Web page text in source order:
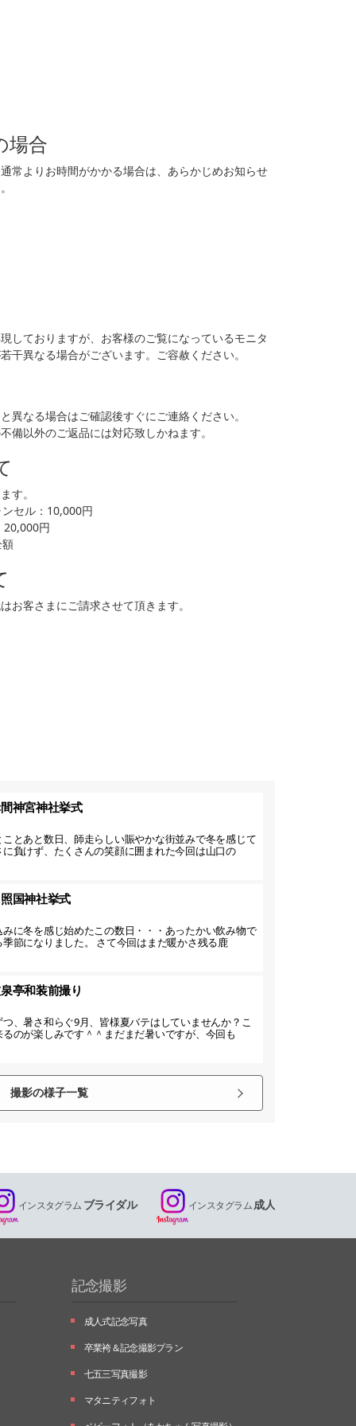
場合
常よりお時間がかかる場合は、あらかじめお知らせ
しておりますが、お客様のご覧になっているモニタ
干異なる場合がございます。ご容赦ください。
異なる場合はご確認後すぐにご連絡ください。
備以外のご返品には対応致しかねます。
す。
セル：10,000円
20,000円
お客さまにご請求させて頂きます。
間神宮神社挙式
とあと数日、師走らしい賑やかな街並みで冬を感じて
負けず、たくさんの笑顔に囲まれた今回は山口の
照国神社挙式
に冬を感じ始めたこの数日・・・あったかい飲み物で
節になりました。 さて今回はまだ暖かさ残る鹿
泉亭和装前撮り
、暑さ和らぐ9月、皆様夏バテはしていませんか？こ
のが楽しみです＾＾まだまだ暑いですが、今回も
撮影の様子一覧
インスタグラム ブライダル インスタグラム成人
記念撮影
成人式記念写真
卒業袴＆記念撮影プラン
七五三写真撮影
マタニティフォト